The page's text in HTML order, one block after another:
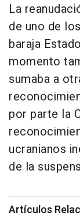
La
de uno de
baraja
momento
sumaba a
por parte la
ucranianos
de la
Artículos